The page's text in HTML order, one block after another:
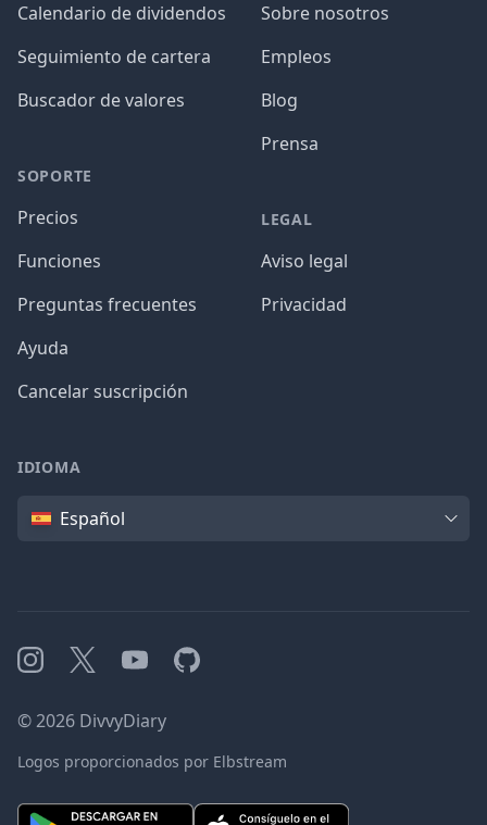
Calendario de dividendos
Seguimiento de cartera
Buscador de valores
SOPORTE
Precios
Funciones
Preguntas frecuentes
Ayuda
Cancelar suscripción
Sobre nosotros
Empleos
Blog
Prensa
LEGAL
Aviso legal
Privacidad
IDIOMA
IdiomaEspañol
Instagram
X YouTubeGitHub
©2026 DivvyDiary
Logos proporcionados por Elbstream